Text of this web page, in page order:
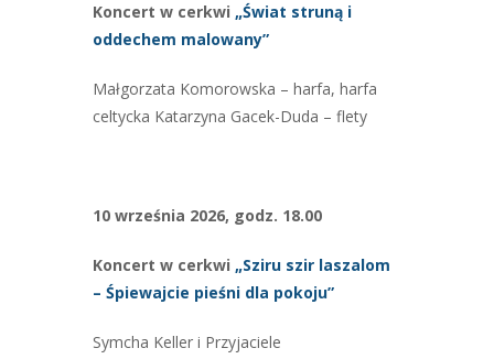
Koncert w cerkwi „Świat struną i
oddechem malowany”
Małgorzata Komorowska – harfa, harfa
celtycka Katarzyna Gacek-Duda – flety
10 września 2026, godz. 18.00
Koncert w cerkwi „Sziru szir laszalom
– Śpiewajcie pieśni dla pokoju”
Symcha Keller i Przyjaciele